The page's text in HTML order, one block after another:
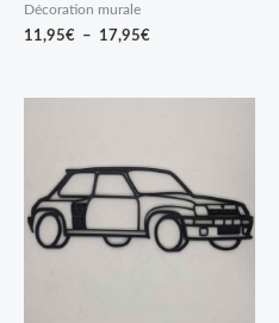
Décoration murale
11,95€ – 17,95€
14,95€
à
34,95€